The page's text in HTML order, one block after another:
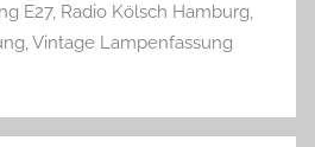
E27, Radio Kölsch Hamburg,
,Vintage Lampenfassung